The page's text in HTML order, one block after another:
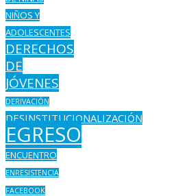
NIÑOS Y
ADOLESCENTES
DERECHOS
DE
JÓVENES
DERIVACIÓN
DESINSTITUCIONALIZACIÓN
EGRESO
ENCUENTRO
ENRESISTENCIA
FACEBOOK